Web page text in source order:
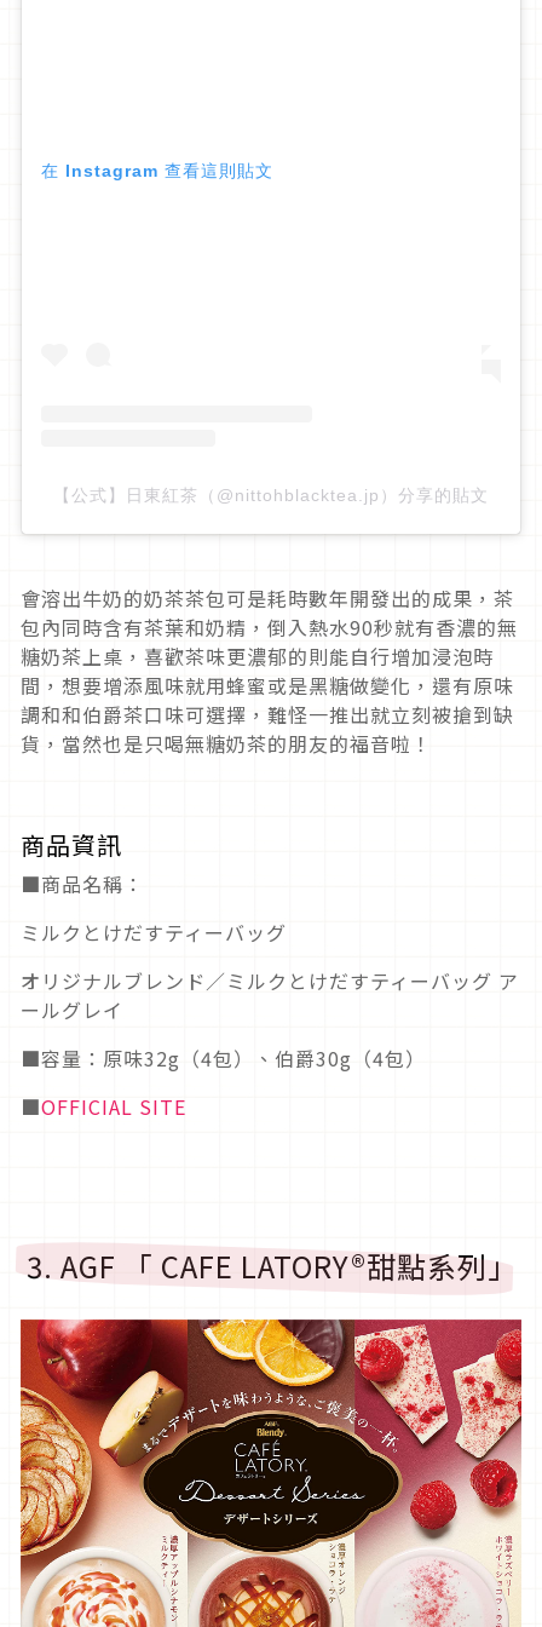
在 Instagram 查看這則貼文
【公式】日東紅茶（@nittohblacktea.jp）分享的貼文
會溶出牛奶的奶茶茶包可是耗時數年開發出的成果，茶
包內同時含有茶葉和奶精，倒入熱水90秒就有香濃的無
糖奶茶上桌，喜歡茶味更濃郁的則能自行增加浸泡時
間，想要增添風味就用蜂蜜或是黑糖做變化，還有原味
調和和伯爵茶口味可選擇，難怪一推出就立刻被搶到缺
貨，當然也是只喝無糖奶茶的朋友的福音啦！
商品資訊
■商品名稱：
ミルクとけだすティーバッグ
オリジナルブレンド／ミルクとけだすティーバッグ ア
ールグレイ
■容量：原味32g（4包）、伯爵30g（4包）
■OFFICIAL SITE
3. AGF 「 CAFE LATORY®甜點系列」